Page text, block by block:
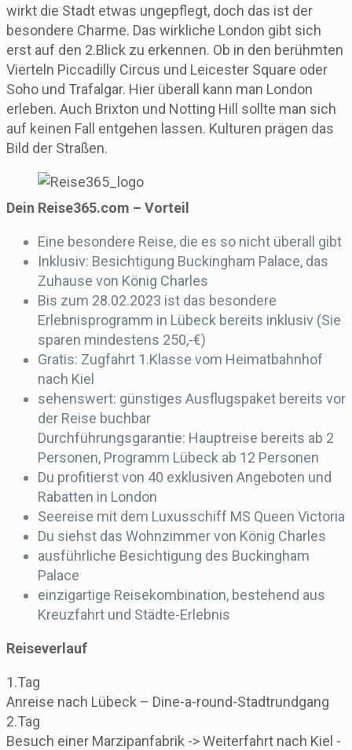
wirkt die Stadt etwas ungepflegt, doch das ist der
besondere Charme. Das wirkliche London gibt sich
erst auf den 2.Blick zu erkennen. Ob in den berühmten
Vierteln Piccadilly Circus und Leicester Square oder
Soho und Trafalgar. Hier überall kann man London
erleben. Auch Brixton und Notting Hill sollte man sich
auf keinen Fall entgehen lassen. Kulturen prägen das
Bild der Straßen.
Dein Reise365.com – Vorteil
Eine besondere Reise, die es so nicht überall gibt
Inklusiv: Besichtigung Buckingham Palace, das
Zuhause von König Charles
Bis zum 28.02.2023 ist das besondere
Erlebnisprogramm in Lübeck bereits inklusiv (Sie
sparen mindestens 250,-€)
Gratis: Zugfahrt 1.Klasse vom Heimatbahnhof
nach Kiel
sehenswert: günstiges Ausflugspaket bereits vor
der Reise buchbar
Durchführungsgarantie: Hauptreise bereits ab 2
Personen, Programm Lübeck ab 12 Personen
Du profitierst von 40 exklusiven Angeboten und
Rabatten in London
Seereise mit dem Luxusschiff MS Queen Victoria
Du siehst das Wohnzimmer von König Charles
ausführliche Besichtigung des Buckingham
Palace
einzigartige Reisekombination, bestehend aus
Kreuzfahrt und Städte-Erlebnis
Reiseverlauf
1.Tag
Anreise nach Lübeck – Dine-a-round-Stadtrundgang
2.Tag
Besuch einer Marzipanfabrik -> Weiterfahrt nach Kiel -